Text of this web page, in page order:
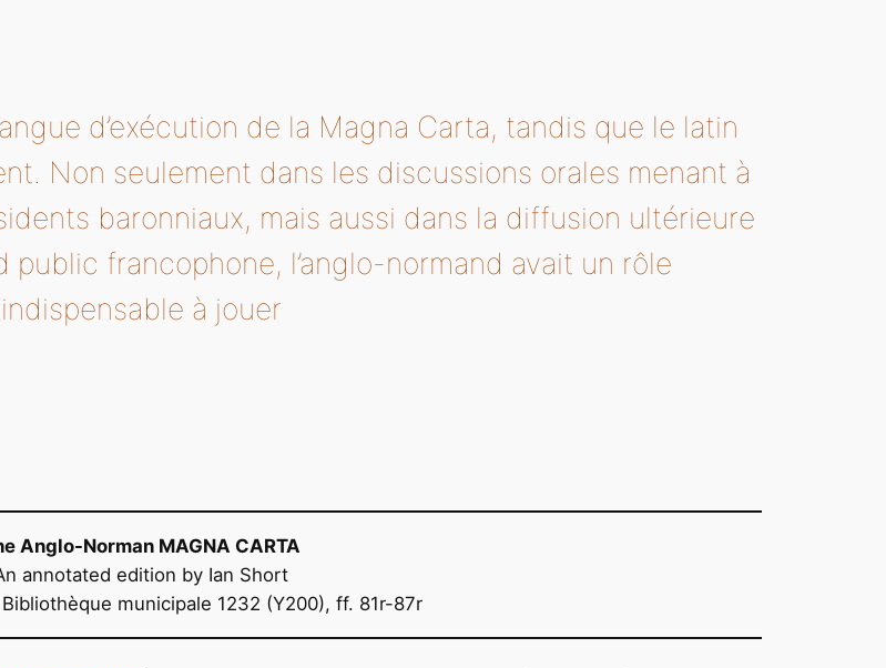
d’exécution de la Magna Carta, tandis que le latin
Non seulement dans les discussions orales menant à
baronniaux, mais aussi dans la diffusion ultérieure
francophone, l’anglo-normand avait un rôle
indispensable à jouer
Anglo-Norman MAGNA CARTA
annotated edition by Ian Short
municipale 1232 (Y200), ff. 81r-87r